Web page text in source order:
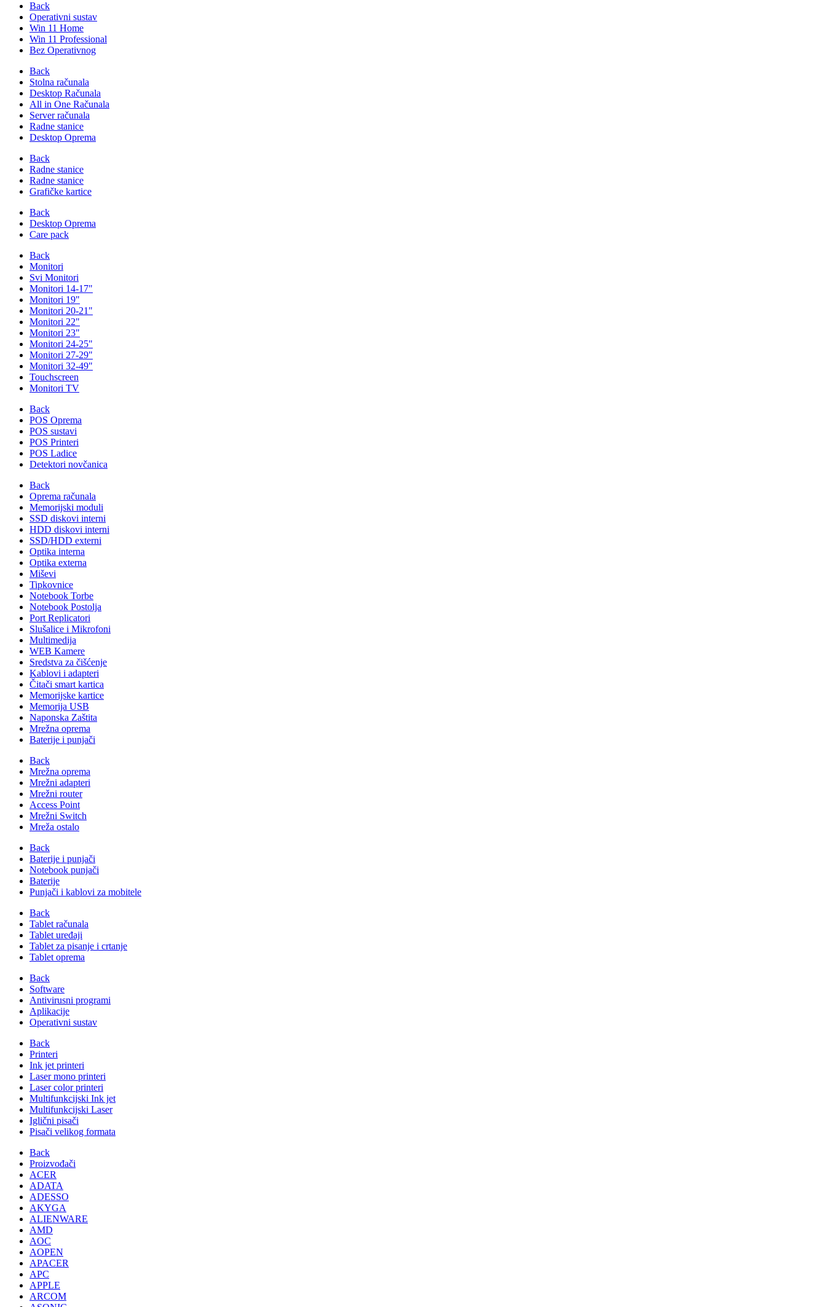
Back
Operativni sustav
Win 11 Home
Win 11 Professional
Bez Operativnog
Back
Stolna računala
Desktop Računala
All in One Računala
Server računala
Radne stanice
Desktop Oprema
Back
Radne stanice
Radne stanice
Grafičke kartice
Back
Desktop Oprema
Care pack
Back
Monitori
Svi Monitori
Monitori 14-17"
Monitori 19"
Monitori 20-21"
Monitori 22"
Monitori 23"
Monitori 24-25"
Monitori 27-29"
Monitori 32-49"
Touchscreen
Monitori TV
Back
POS Oprema
POS sustavi
POS Printeri
POS Ladice
Detektori novčanica
Back
Oprema računala
Memorijski moduli
SSD diskovi interni
HDD diskovi interni
SSD/HDD externi
Optika interna
Optika externa
Miševi
Tipkovnice
Notebook Torbe
Notebook Postolja
Port Replicatori
Slušalice i Mikrofoni
Multimedija
WEB Kamere
Sredstva za čišćenje
Kablovi i adapteri
Čitači smart kartica
Memorijske kartice
Memorija USB
Naponska Zaštita
Mrežna oprema
Baterije i punjači
Back
Mrežna oprema
Mrežni adapteri
Mrežni router
Access Point
Mrežni Switch
Mreža ostalo
Back
Baterije i punjači
Notebook punjači
Baterije
Punjači i kablovi za mobitele
Back
Tablet računala
Tablet uređaji
Tablet za pisanje i crtanje
Tablet oprema
Back
Software
Antivirusni programi
Aplikacije
Operativni sustav
Back
Printeri
Ink jet printeri
Laser mono printeri
Laser color printeri
Multifunkcijski Ink jet
Multifunkcijski Laser
Iglični pisači
Pisači velikog formata
Back
Proizvođači
ACER
ADATA
ADESSO
AKYGA
ALIENWARE
AMD
AOC
AOPEN
APACER
APC
APPLE
ARCOM